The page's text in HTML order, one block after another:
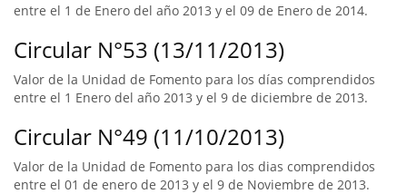
entre el 1 de Enero del año 2013 y el 09 de Enero de 2014.
Circular N°53 (13/11/2013)
Valor de la Unidad de Fomento para los días comprendidos
entre el 1 Enero del año 2013 y el 9 de diciembre de 2013.
Circular N°49 (11/10/2013)
Valor de la Unidad de Fomento para los dias comprendidos
entre el 01 de enero de 2013 y el 9 de Noviembre de 2013.